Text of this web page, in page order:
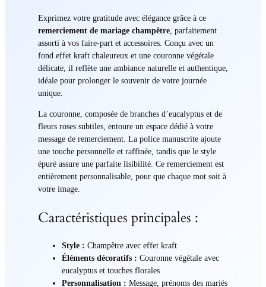
Exprimez votre gratitude avec élégance grâce à ce
remerciement de mariage champêtre, parfaitement
assorti à vos faire-part et accessoires. Conçu avec un
fond effet kraft chaleureux et une couronne végétale
délicate, il reflète une ambiance naturelle et authentique,
idéale pour prolonger le souvenir de votre journée
unique.
La couronne, composée de branches d’eucalyptus et de
fleurs roses subtiles, entoure un espace dédié à votre
message de remerciement. La police manuscrite ajoute
une touche personnelle et raffinée, tandis que le style
épuré assure une parfaite lisibilité. Ce remerciement est
entièrement personnalisable, pour que chaque mot soit à
votre image.
Caractéristiques principales :
Style : Champêtre avec effet kraft
Éléments décoratifs : Couronne végétale avec
eucalyptus et touches florales
Personnalisation : Message, prénoms des mariés